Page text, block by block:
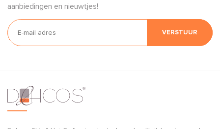
aanbiedingen en nieuwtjes!
VERSTUUR